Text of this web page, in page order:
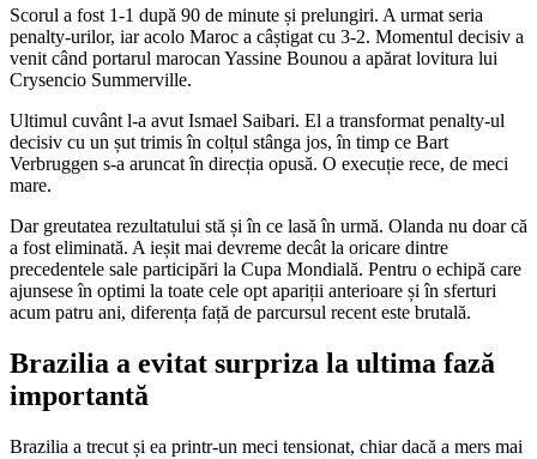
Scorul a fost 1-1 după 90 de minute și prelungiri. A urmat seria
penalty-urilor, iar acolo Maroc a câștigat cu 3-2. Momentul decisiv a
venit când portarul marocan Yassine Bounou a apărat lovitura lui
Crysencio Summerville.
Ultimul cuvânt l-a avut Ismael Saibari. El a transformat penalty-ul
decisiv cu un șut trimis în colțul stânga jos, în timp ce Bart
Verbruggen s-a aruncat în direcția opusă. O execuție rece, de meci
mare.
Dar greutatea rezultatului stă și în ce lasă în urmă. Olanda nu doar că
a fost eliminată. A ieșit mai devreme decât la oricare dintre
precedentele sale participări la Cupa Mondială. Pentru o echipă care
ajunsese în optimi la toate cele opt apariții anterioare și în sferturi
acum patru ani, diferența față de parcursul recent este brutală.
Brazilia a evitat surpriza la ultima fază
importantă
Brazilia a trecut și ea printr-un meci tensionat, chiar dacă a mers mai